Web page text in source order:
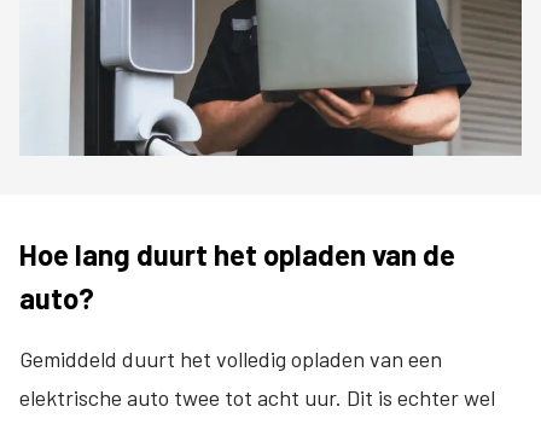
Hoe lang duurt het opladen van de
auto?
Gemiddeld duurt het volledig opladen van een
elektrische auto twee tot acht uur. Dit is echter wel